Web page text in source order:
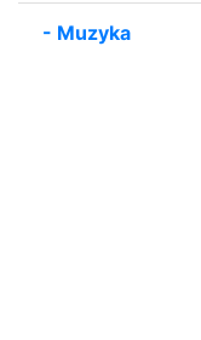
- Muzyka